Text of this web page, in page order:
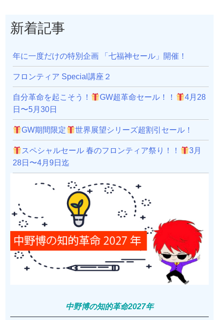
新着記事
年に一度だけの特別企画 「七福神セール」開催！
フロンティア Special講座２
自分革命を起こそう！ GW超革命セール！！
4月28
日〜5月30日
GW期間限定 世界展望シリーズ超割引セール！
スペシャルセール 春のフロンティア祭り！！
3月
28日〜4月9日迄
中野博の知的革命2027年